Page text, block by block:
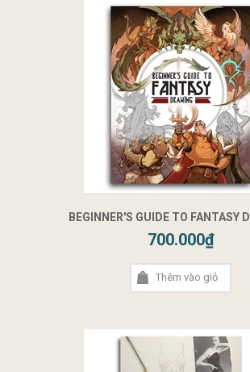
BEGINNER'S GUIDE TO FANTASY
700.000₫
Thêm vào giỏ